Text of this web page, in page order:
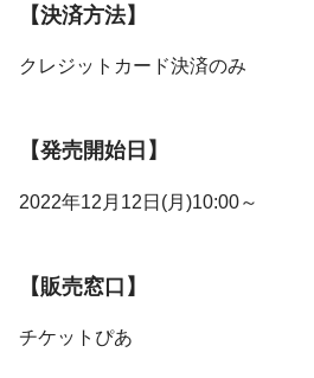
【決済方法】
クレジットカード決済のみ
【発売開始日】
2022年12月12日(月)10:00～
【販売窓口】
チケットぴあ